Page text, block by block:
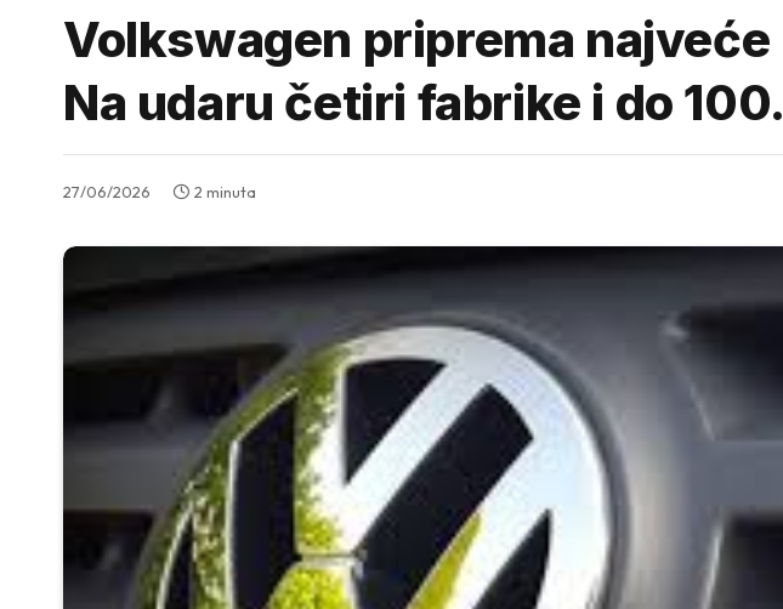
Volkswagen priprema
Na udaru četiri fabrike i do
27/06/2026 2 minuta